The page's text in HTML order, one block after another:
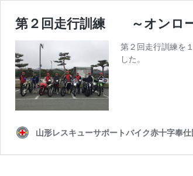
第２回走行訓練 ～オンロー
第２回走行訓練を
した。
山形レスキューサポートバイク赤十字奉仕